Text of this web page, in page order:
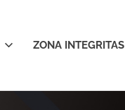
ZONA INTEGRITAS